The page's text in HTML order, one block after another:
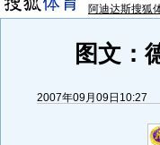
阿迪达斯搜狐
图文：
2007年09月09日10:27